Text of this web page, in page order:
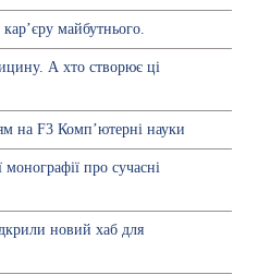
майбутнього.
А хто створює ці
на F3 Комп’ютерні науки
про сучасні
новий хаб для